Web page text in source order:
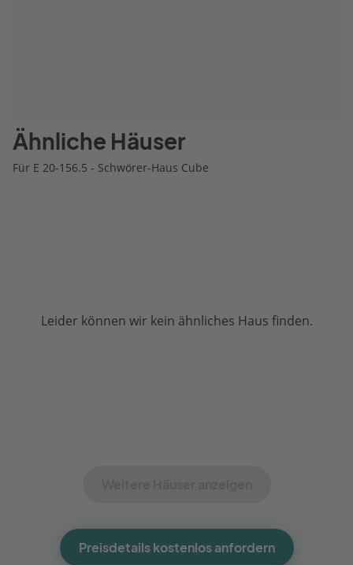
Ähnliche Häuser
Für E 20-156.5 - Schwörer-Haus Cube
Leider können wir kein ähnliches Haus finden.
Preisdetails kostenlos anfordern